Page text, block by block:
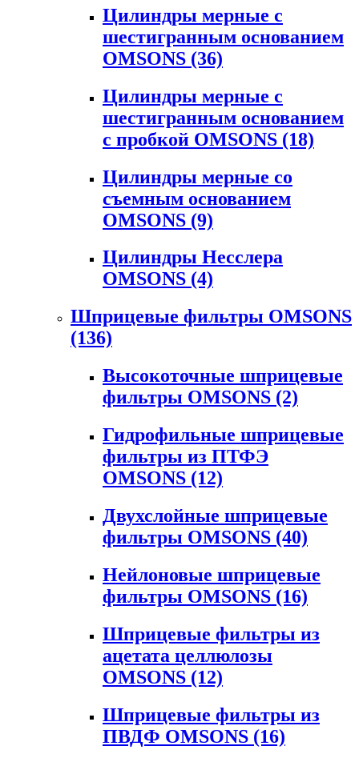
Цилиндры мерные с
шестигранным основанием
OMSONS (36)
Цилиндры мерные с
шестигранным основанием
с пробкой OMSONS (18)
Цилиндры мерные со
съемным основанием
OMSONS (9)
Цилиндры Несслера
OMSONS (4)
Шприцевые фильтры OMSONS
(136)
Высокоточные шприцевые
фильтры OMSONS (2)
Гидрофильные шприцевые
фильтры из ПТФЭ
OMSONS (12)
Двухслойные шприцевые
фильтры OMSONS (40)
Нейлоновые шприцевые
фильтры OMSONS (16)
Шприцевые фильтры из
ацетата целлюлозы
OMSONS (12)
Шприцевые фильтры из
ПВДФ OMSONS (16)